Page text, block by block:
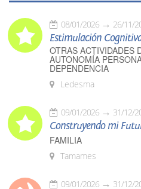
08/01/2026 26/11/
Estimulación
OTRAS ACTIVIDADES
AUTONOMÍA
DEPENDENCIA
Ledesma
09/01/2026 31/12/
Construyendo mi
FAMILIA
Tamames
09/01/2026 31/12/